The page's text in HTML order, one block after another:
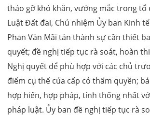
tháo gỡ khó khăn, vướng mắc trong tổ
Luật Đất đai, Chủ nhiệm Ủy ban Kinh
Phan Văn Mãi tán thành sự cần thiết
quyết; đề nghị tiếp tục rà soát, hoàn
Nghị quyết để phù hợp với các chủ
điểm cụ thể của cấp có thẩm quyền;
hợp hiến, hợp pháp, tính thống nhất
pháp luật. Ủy ban đề nghị tiếp tục rà